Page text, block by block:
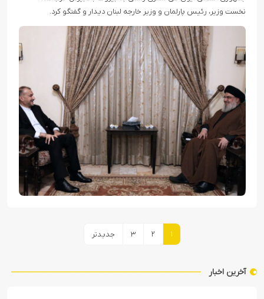
نخست وزیر، رئیس پارلمان و وزیر خارجه لبنان دیدار و گفتگو کرد.
۱ ۲ ۳ جدیدتر
آخرین اخبار